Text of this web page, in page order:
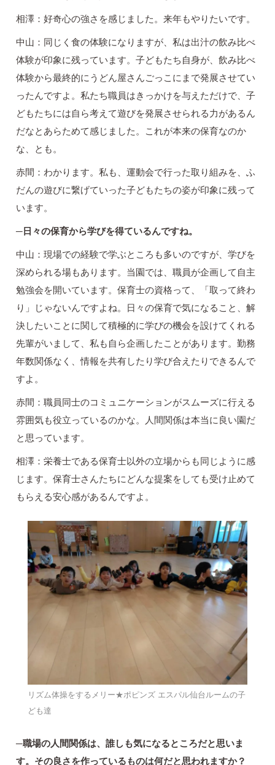
相澤：好奇心の強さを感じました。来年もやりたいです。
中山：同じく食の体験になりますが、私は出汁の飲み比べ
体験が印象に残っています。子どもたち自身が、飲み比べ
体験から最終的にうどん屋さんごっこにまで発展させてい
ったんですよ。私たち職員はきっかけを与えただけで、子
どもたちには自ら考えて遊びを発展させられる力があるん
だなとあらためて感じました。これが本来の保育なのか
な、とも。
赤間：わかります。私も、運動会で行った取り組みを、ふ
だんの遊びに繋げていった子どもたちの姿が印象に残って
います。
─日々の保育から学びを得ているんですね。
中山：現場での経験で学ぶところも多いのですが、学びを
深められる場もあります。当園では、職員が企画して自主
勉強会を開いています。保育士の資格って、「取って終わ
り」じゃないんですよね。日々の保育で気になること、解
決したいことに関して積極的に学びの機会を設けてくれる
先輩がいまして、私も自ら企画したことがあります。勤務
年数関係なく、情報を共有したり学び合えたりできるんで
すよ。
赤間：職員同士のコミュニケーションがスムーズに行える
雰囲気も役立っているのかな。人間関係は本当に良い園だ
と思っています。
相澤：栄養士である保育士以外の立場からも同じように感
じます。保育士さんたちにどんな提案をしても受け止めて
もらえる安心感があるんですよ。
リズム体操をするメリー★ポピンズ エスパル仙台ルームの子
ども達
─職場の人間関係は、誰しも気になるところだと思いま
す。その良さを作っているものは何だと思われますか？